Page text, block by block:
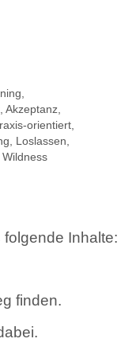
Inhalte:
finden.